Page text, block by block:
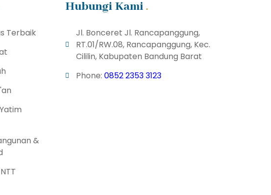
Terbaik
&
Hubungi Kami
Jl. Bonceret Jl. Rancapanggung,
RT.01/RW.08, Rancapanggung, Kec.
Cililin, Kabupaten Bandung Barat
Phone: 0852 2353 3123